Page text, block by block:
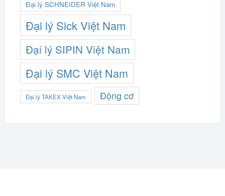
Đại lý SCHNEIDER Việt Nam
Đại lý Sick Việt Nam
Đại lý SIPIN Việt Nam
Đại lý SMC Việt Nam
Đại lý TAKEX Việt Nam Động cơ